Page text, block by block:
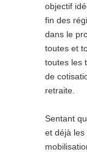
objectif
fin des
dans le
toutes et
toutes les
de
retraite.
Sentant
et déjà les